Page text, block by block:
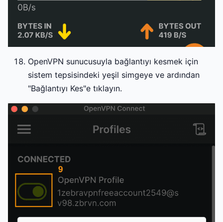
OpenVPN sunucusuyla bağlantıyı kesmek için
sistem tepsisindeki yeşil simgeye ve ardından
"Bağlantıyı Kes"e tıklayın.